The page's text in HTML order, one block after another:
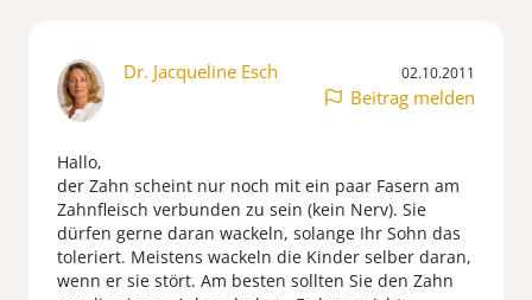
Dr. Jacqueline Esch 02.10.2011
Beitrag melden
Hallo,
der Zahn scheint nur noch mit ein paar Fasern am
Zahnfleisch verbunden zu sein (kein Nerv). Sie
dürfen gerne daran wackeln, solange Ihr Sohn das
toleriert. Meistens wackeln die Kinder selber daran,
wenn er sie stört. Am besten sollten Sie den Zahn